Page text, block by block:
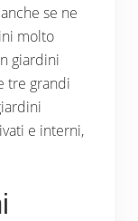
se ne
molto
giardini
tre grandi
e interni,